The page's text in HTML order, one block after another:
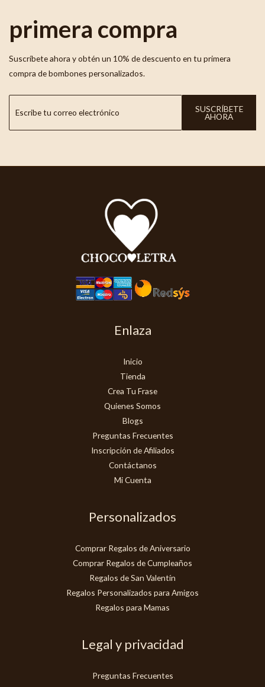
primera compra
Suscríbete ahora y obtén un 10% de descuento en tu primera
compra de bombones personalizados.
SUSCRÍBETE
AHORA
Enlaza
Inicio
Tienda
Crea Tu Frase
Quienes Somos
Blogs
Preguntas Frecuentes
Inscripción de Afiliados
Contáctanos
Mi Cuenta
Personalizados
Comprar Regalos de Aniversario
Comprar Regalos de Cumpleaños
Regalos de San Valentín
Regalos Personalizados para Amigos
Regalos para Mamas
Legal y privacidad
Preguntas Frecuentes